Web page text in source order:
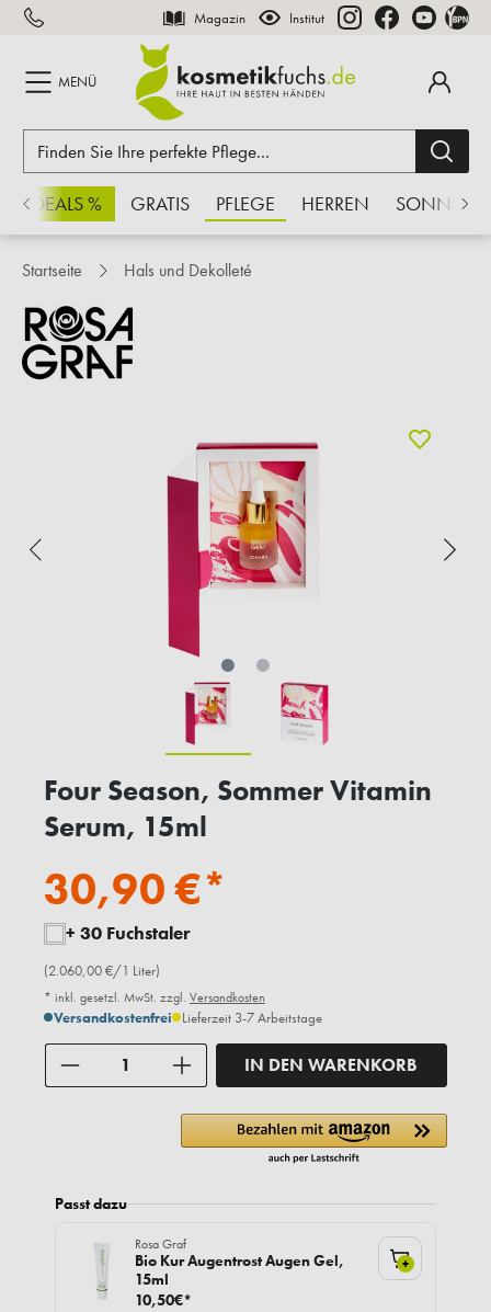
springen Magazin Institut
MENÜ
% GRATIS PFLEGE HERREN SONNE
Startseite Hals und Dekolleté
Four Season, Sommer Vitamin
Serum, 15ml
30,90 €*
+ 30 Fuchstaler
(2.060,00 €/1 Liter)
* inkl. gesetzl. MwSt. zzgl. Versandkosten
Versandkostenfrei Lieferzeit 3-7 Arbeitstage
IN DEN WARENKORB
Passt dazu
Rosa Graf
Bio Kur Augentrost Augen Gel,
15ml
10,50€*
+